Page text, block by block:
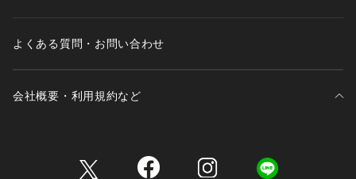
よくある質問・お問い合わせ
会社概要・利用規約など